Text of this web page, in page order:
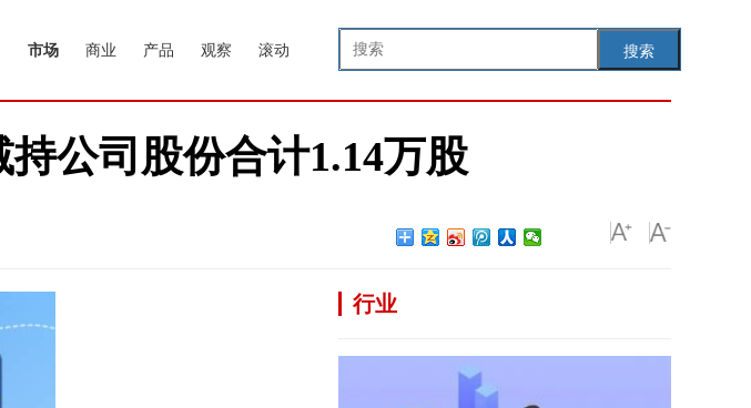
搜索
市场 商业 产品 观察 滚动
公司股份合计1.14万股
行业